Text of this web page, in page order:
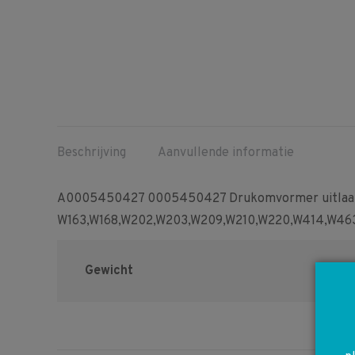
Beschrijving
Aanvullende informatie
A0005450427 0005450427 Drukomvormer
Gewicht